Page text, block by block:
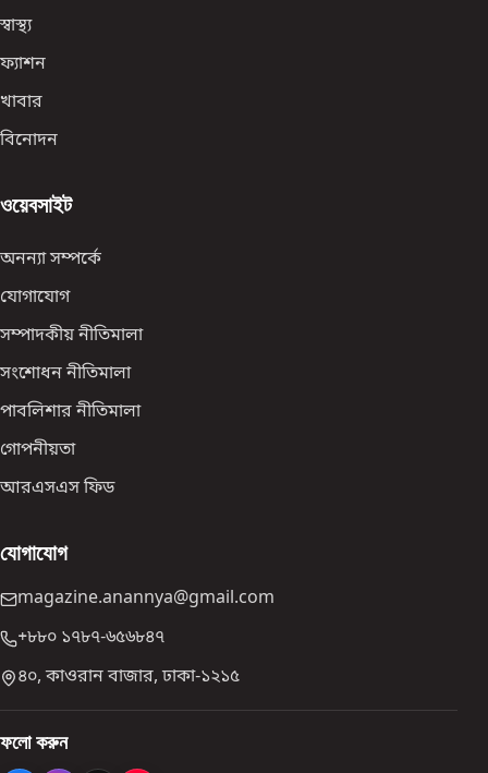
স্বাস্থ্য
ফ্যাশন
খাবার
বিনোদন
ওয়েবসাইট
অনন্যা সম্পর্কে
যোগাযোগ
সম্পাদকীয় নীতিমালা
সংশোধন নীতিমালা
পাবলিশার নীতিমালা
গোপনীয়তা
আরএসএস ফিড
যোগাযোগ
magazine.anannya@gmail.com
+৮৮০ ১৭৮৭-৬৫৬৮৪৭
৪০, কাওরান বাজার, ঢাকা-১২১৫
ফলো করুন